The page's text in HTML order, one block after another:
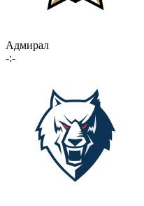
Адмирал
-:-